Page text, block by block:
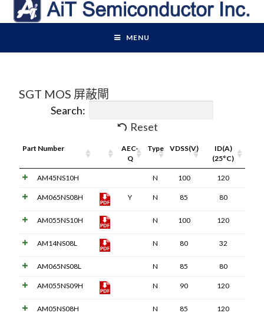
MENU
SGT MOS 屏蔽閘
Search:
Reset
Part Number
Pdf
Link
AEC-
Q
Type VDSS(V)
ID(A)
(25°C)
AM45NS10H N 100 120
AM065NS08H Y N 85 80
AM055NS10H N 100 120
AM14NS08L N 80 32
AM065NS08L N 85 80
AM055NS09H N 90 120
AM05NS08H N 85 120